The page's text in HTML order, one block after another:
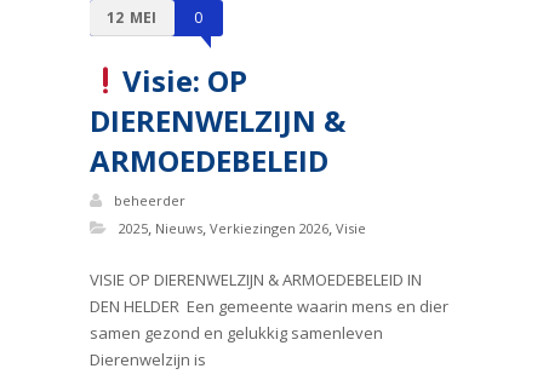
12 MEI 0
Visie: OP
DIERENWELZIJN &
ARMOEDEBELEID
beheerder
2025, Nieuws, Verkiezingen 2026, Visie
VISIE OP DIERENWELZIJN & ARMOEDEBELEID IN
DEN HELDER Een gemeente waarin mens en dier
samen gezond en gelukkig samenleven
Dierenwelzijn is